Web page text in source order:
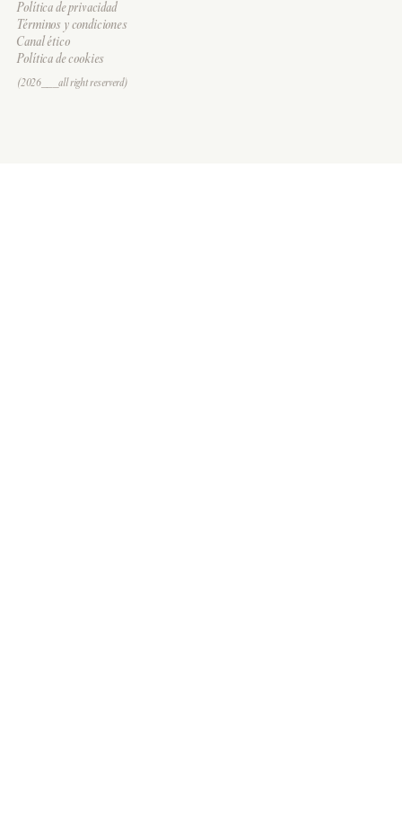
Política de privacidad
Términos y condiciones
Canal ético
Política de cookies
(2026___all right reserverd)